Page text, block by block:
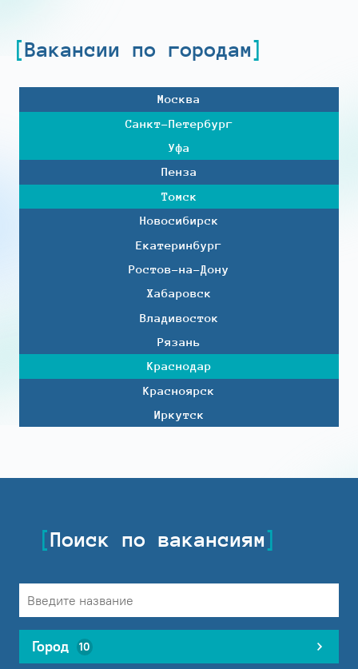
Вакансии по городам
Москва
Санкт-Петербург
Уфа
Пенза
Томск
Новосибирск
Екатеринбург
Ростов-на-Дону
Хабаровск
Владивосток
Рязань
Краснодар
Красноярск
Иркутск
Поиск по вакансиям
Город 10